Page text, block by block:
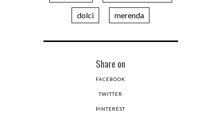
dolci merenda
Share on
FACEBOOK
TWITTER
PINTEREST